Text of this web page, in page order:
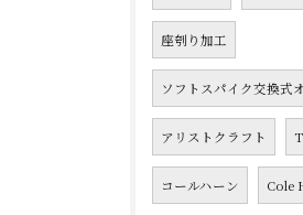
座刳り加工
ソフトスパイク交換式
アリストクラフト
コールハーン Cole